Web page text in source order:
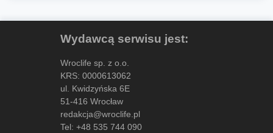
Wydawcą serwisu jest:
Wroclife sp. z o.o.
KRS: 0000613062
ul. Kwidzyńska 6E
51-416 Wrocław
redakcja@wroclife.pl
Tel: +48 535 744 090